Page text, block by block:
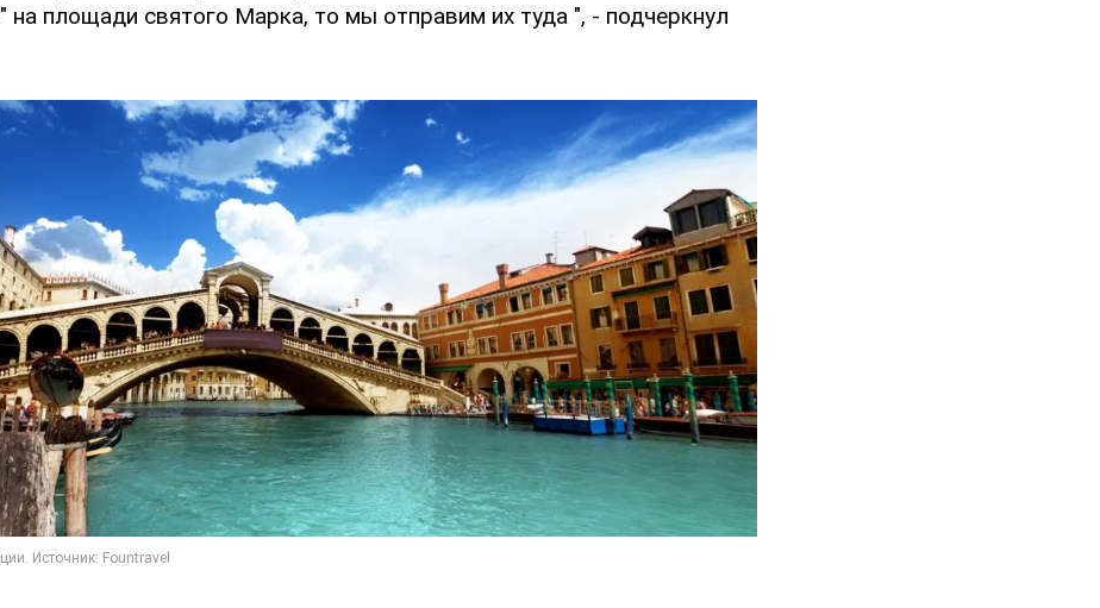
на площади святого Марка, то мы отправим их туда ", - подчеркнул